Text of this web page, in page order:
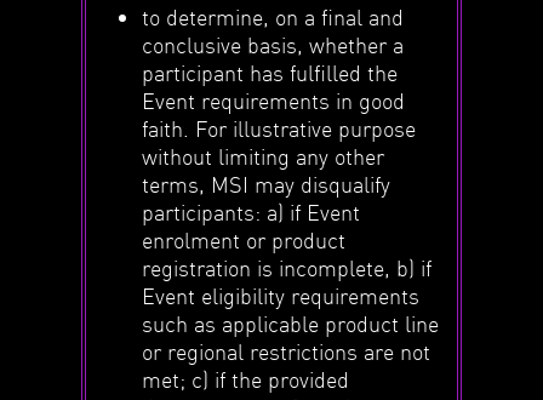
to determine, on a final and
conclusive basis, whether a
participant has fulfilled the
Event requirements in good
faith. For illustrative purpose
without limiting any other
terms, MSI may disqualify
participants: a) if Event
enrolment or product
registration is incomplete, b) if
Event eligibility requirements
such as applicable product line
or regional restrictions are not
met; c) if the provided